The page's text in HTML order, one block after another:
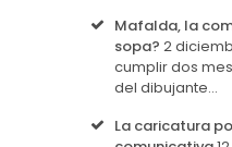
Mafalda, la
sopa? 2
cumplir dos
del dibujante…
La caricatura